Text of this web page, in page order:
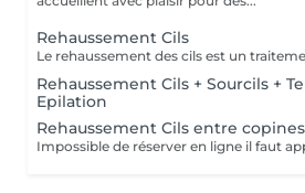
Rehaussement Cils
Rehaussement Cils + Sourcils +
Epilation
Rehaussement Cils entre